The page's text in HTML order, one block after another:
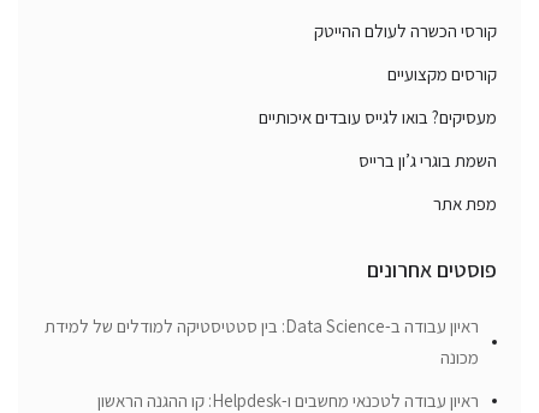
קורסי הכשרה לעולם ההייטק
קורסים מקצועיים
מעסיקים? בואו לגייס עובדים איכותיים
השמת בוגרי ג’ון ברייס
מפת אתר
פוסטים אחרונים
ראיון עבודה ב-Data Science: בין סטטיסטיקה למודלים של למידת
מכונה
ראיון עבודה לטכנאי מחשבים ו-Helpdesk: קו ההגנה הראשון